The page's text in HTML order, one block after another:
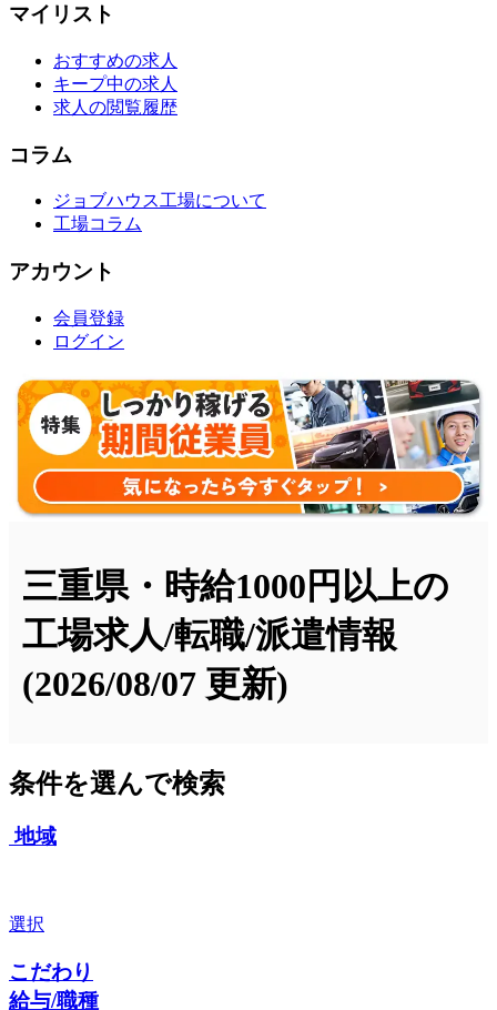
マイリスト
おすすめの求人
キープ中の求人
求人の閲覧履歴
コラム
ジョブハウス工場について
工場コラム
アカウント
会員登録
ログイン
三重県・時給1000円以上の
工場求人/転職/派遣情報
(2026/08/07 更新)
条件を選んで検索
地域
選択
こだわり
給与/職種